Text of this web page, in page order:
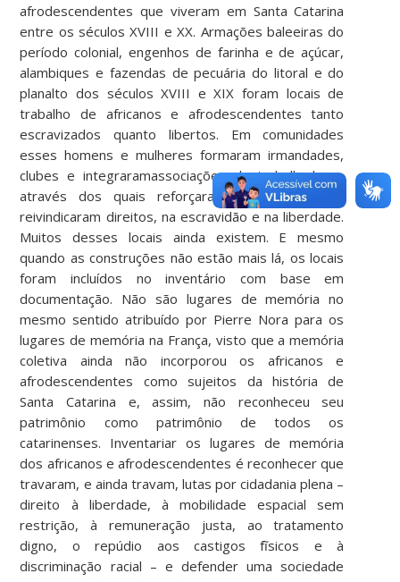
afrodescendentes que viveram em Santa Catarina
entre os séculos XVIII e XX. Armações baleeiras do
período colonial, engenhos de farinha e de açúcar,
alambiques e fazendas de pecuária do litoral e do
planalto dos séculos XVIII e XIX foram locais de
trabalho de africanos e afrodescendentes tanto
escravizados quanto libertos. Em comunidades
esses homens e mulheres formaram irmandades,
clubes e integraramassociações de trabalhadores
através dos quais reforçaram laços étnicos e
reivindicaram direitos, na escravidão e na liberdade.
Muitos desses locais ainda existem. E mesmo
quando as construções não estão mais lá, os locais
foram incluídos no inventário com base em
documentação. Não são lugares de memória no
mesmo sentido atribuído por Pierre Nora para os
lugares de memória na França, visto que a memória
coletiva ainda não incorporou os africanos e
afrodescendentes como sujeitos da história de
Santa Catarina e, assim, não reconheceu seu
patrimônio como patrimônio de todos os
catarinenses. Inventariar os lugares de memória
dos africanos e afrodescendentes é reconhecer que
travaram, e ainda travam, lutas por cidadania plena –
direito à liberdade, à mobilidade espacial sem
restrição, à remuneração justa, ao tratamento
digno, o repúdio aos castigos fĩsicos e à
discriminação racial – e defender uma sociedade